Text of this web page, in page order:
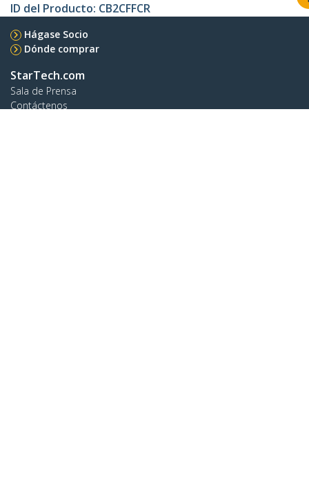
ID del Producto: CB2CFFCR
Hágase Socio
Dónde comprar
StarTech.com
Sala de Prensa
Contáctenos